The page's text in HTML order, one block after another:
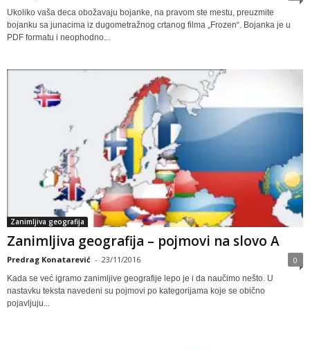
Ukoliko vaša deca obožavaju bojanke, na pravom ste mestu, preuzmite
bojanku sa junacima iz dugometražnog crtanog filma „Frozen“. Bojanka je u
PDF formatu i neophodno...
Zanimljiva geografija
Zanimljiva geografija – pojmovi na slovo A
Predrag Konatarević - 23/11/2016 0
Kada se već igramo zanimljive geografije lepo je i da naučimo nešto. U
nastavku teksta navedeni su pojmovi po kategorijama koje se obično
pojavljuju...